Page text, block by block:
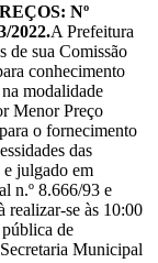
Nº
2022.A Prefeitura
de sua Comissão
conhecimento
modalidade
Menor Preço
o fornecimento
das
e julgado em
n.º 8.666/93 e
realizar-se às 10:00
de
Municipal